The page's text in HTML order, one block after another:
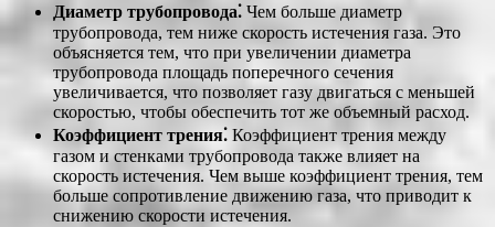
Диаметр трубопровода⁚ Чем больше диаметр
трубопровода, тем ниже скорость истечения газа. Это
объясняется тем, что при увеличении диаметра
трубопровода площадь поперечного сечения
увеличивается, что позволяет газу двигаться с меньшей
скоростью, чтобы обеспечить тот же объемный расход.
Коэффициент трения⁚ Коэффициент трения между
газом и стенками трубопровода также влияет на
скорость истечения. Чем выше коэффициент трения, тем
больше сопротивление движению газа, что приводит к
снижению скорости истечения.